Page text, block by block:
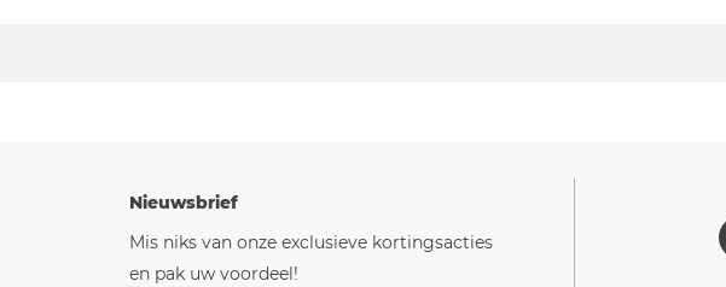
Nieuwsbrief
Mis niks van onze exclusieve kortingsacties
en pak uw voordeel!